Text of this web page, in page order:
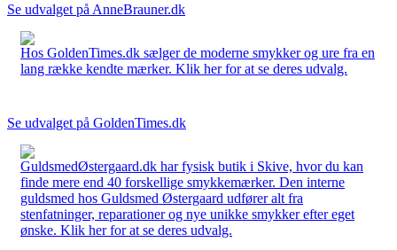
Se udvalget på AnneBrauner.dk
Hos GoldenTimes.dk sælger de moderne smykker og ure fra en
lang række kendte mærker. Klik her for at se deres udvalg.
Se udvalget på GoldenTimes.dk
GuldsmedØstergaard.dk har fysisk butik i Skive, hvor du kan
finde mere end 40 forskellige smykkemærker. Den interne
guldsmed hos Guldsmed Østergaard udfører alt fra
stenfatninger, reparationer og nye unikke smykker efter eget
ønske. Klik her for at se deres udvalg.